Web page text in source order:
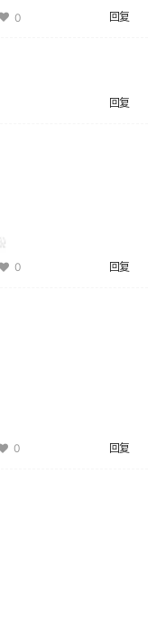
回复
0
回复
回复
0
回复
0